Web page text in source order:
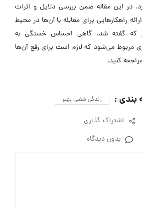
در این مقاله ضمن بررسی دلایل و اثرات
راهکارهایی برای مقابله با آن‌ها در محیط
که گفته شد، گاهی احساس خستگی به
مربوط می‌شود که لازم است برای رفع آن‌ها
کنید.
بندی : زندگی شغلی بهتر
اشتراک گذاری
بدون دیدگاه